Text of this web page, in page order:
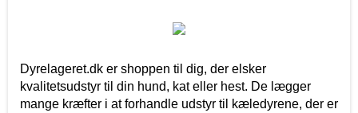
Dyrelageret.dk er shoppen til dig, der elsker
kvalitetsudstyr til din hund, kat eller hest. De lægger
mange kræfter i at forhandle udstyr til kæledyrene, der er